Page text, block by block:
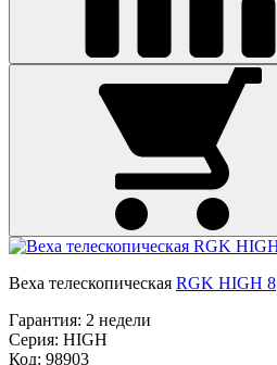
Веха телескопическая RGK HIGH 8
Гарантия: 2 недели
Серия: HIGH
Код: 98903